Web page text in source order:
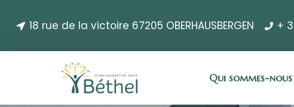
18 rue de la victoire 67205 OBERHAUSBERGEN +
Qui sommes-nous